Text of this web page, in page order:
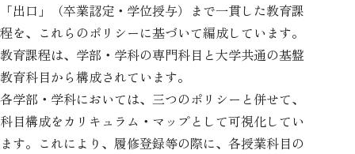
「出口」（卒業認定・学位授与）まで一貫した教育課
程を、これらのポリシーに基づいて編成しています。
教育課程は、学部・学科の専門科目と大学共通の基盤
教育科目から構成されています。
各学部・学科においては、三つのポリシーと併せて、
科目構成をカリキュラム・マップとして可視化してい
ます。これにより、履修登録等の際に、各授業科目の